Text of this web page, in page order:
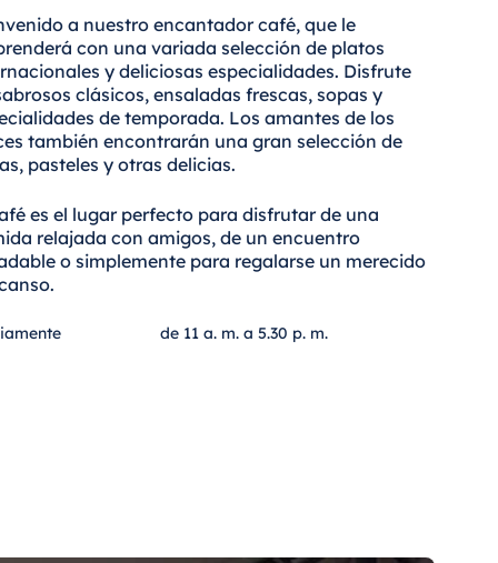
a nuestro encantador café, que le
con una variada selección de platos
y deliciosas especialidades. Disfrute
clásicos, ensaladas frescas, sopas y
de temporada. Los amantes de los
también encontrarán una gran selección de
pasteles y otras delicias.
es el lugar perfecto para disfrutar de una
relajada con amigos, de un encuentro
o simplemente para regalarse un merecido
de 11 a. m. a 5.30 p. m.